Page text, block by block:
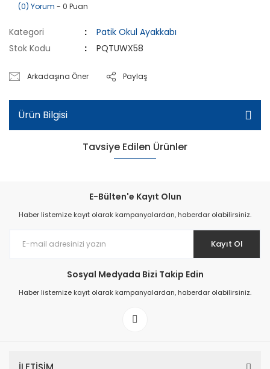
(0) Yorum - 0 Puan
Kategori
Patik Okul Ayakkabı
Stok Kodu
PQTUWX58
Arkadaşına Öner Paylaş
Ürün Bilgisi
Tavsiye Edilen Ürünler
Patik Okul Ayakkabı - Kahverengi
E-Bülten'e Kayıt Olun
Haber listemize kayıt olarak kampanyalardan, haberdar olabilirsiniz.
Kayıt Ol
Sosyal Medyada Bizi Takip Edin
Haber listemize kayıt olarak kampanyalardan, haberdar olabilirsiniz.